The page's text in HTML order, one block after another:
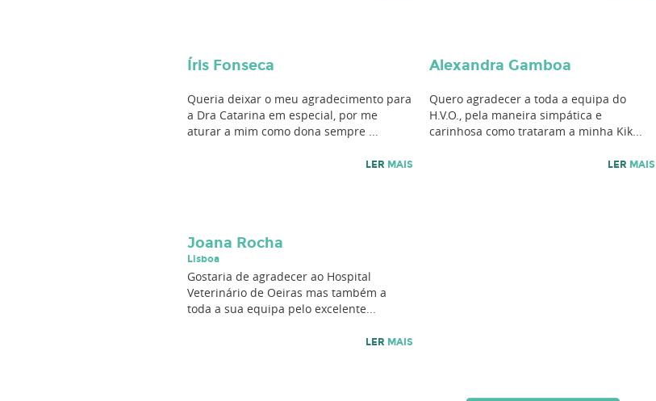
Íris Fonseca
Queria deixar o meu agradecimento para
a Dra Catarina em especial, por me
aturar a mim como dona sempre ...
LER MAIS
Alexandra Gamboa
Quero agradecer a toda a equipa do
H.V.O., pela maneira simpática e
carinhosa como trataram a minha Kik...
LER MAIS
Joana Rocha
Lisboa
Gostaria de agradecer ao Hospital
Veterinário de Oeiras mas também a
toda a sua equipa pelo excelente...
LER MAIS